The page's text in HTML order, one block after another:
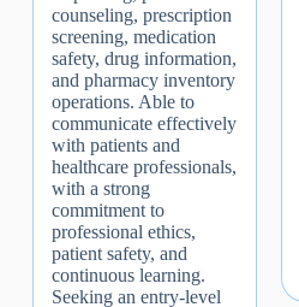
counseling, prescription
screening, medication
safety, drug information,
and pharmacy inventory
operations. Able to
communicate effectively
with patients and
healthcare professionals,
with a strong
commitment to
professional ethics,
patient safety, and
continuous learning.
Seeking an entry-level